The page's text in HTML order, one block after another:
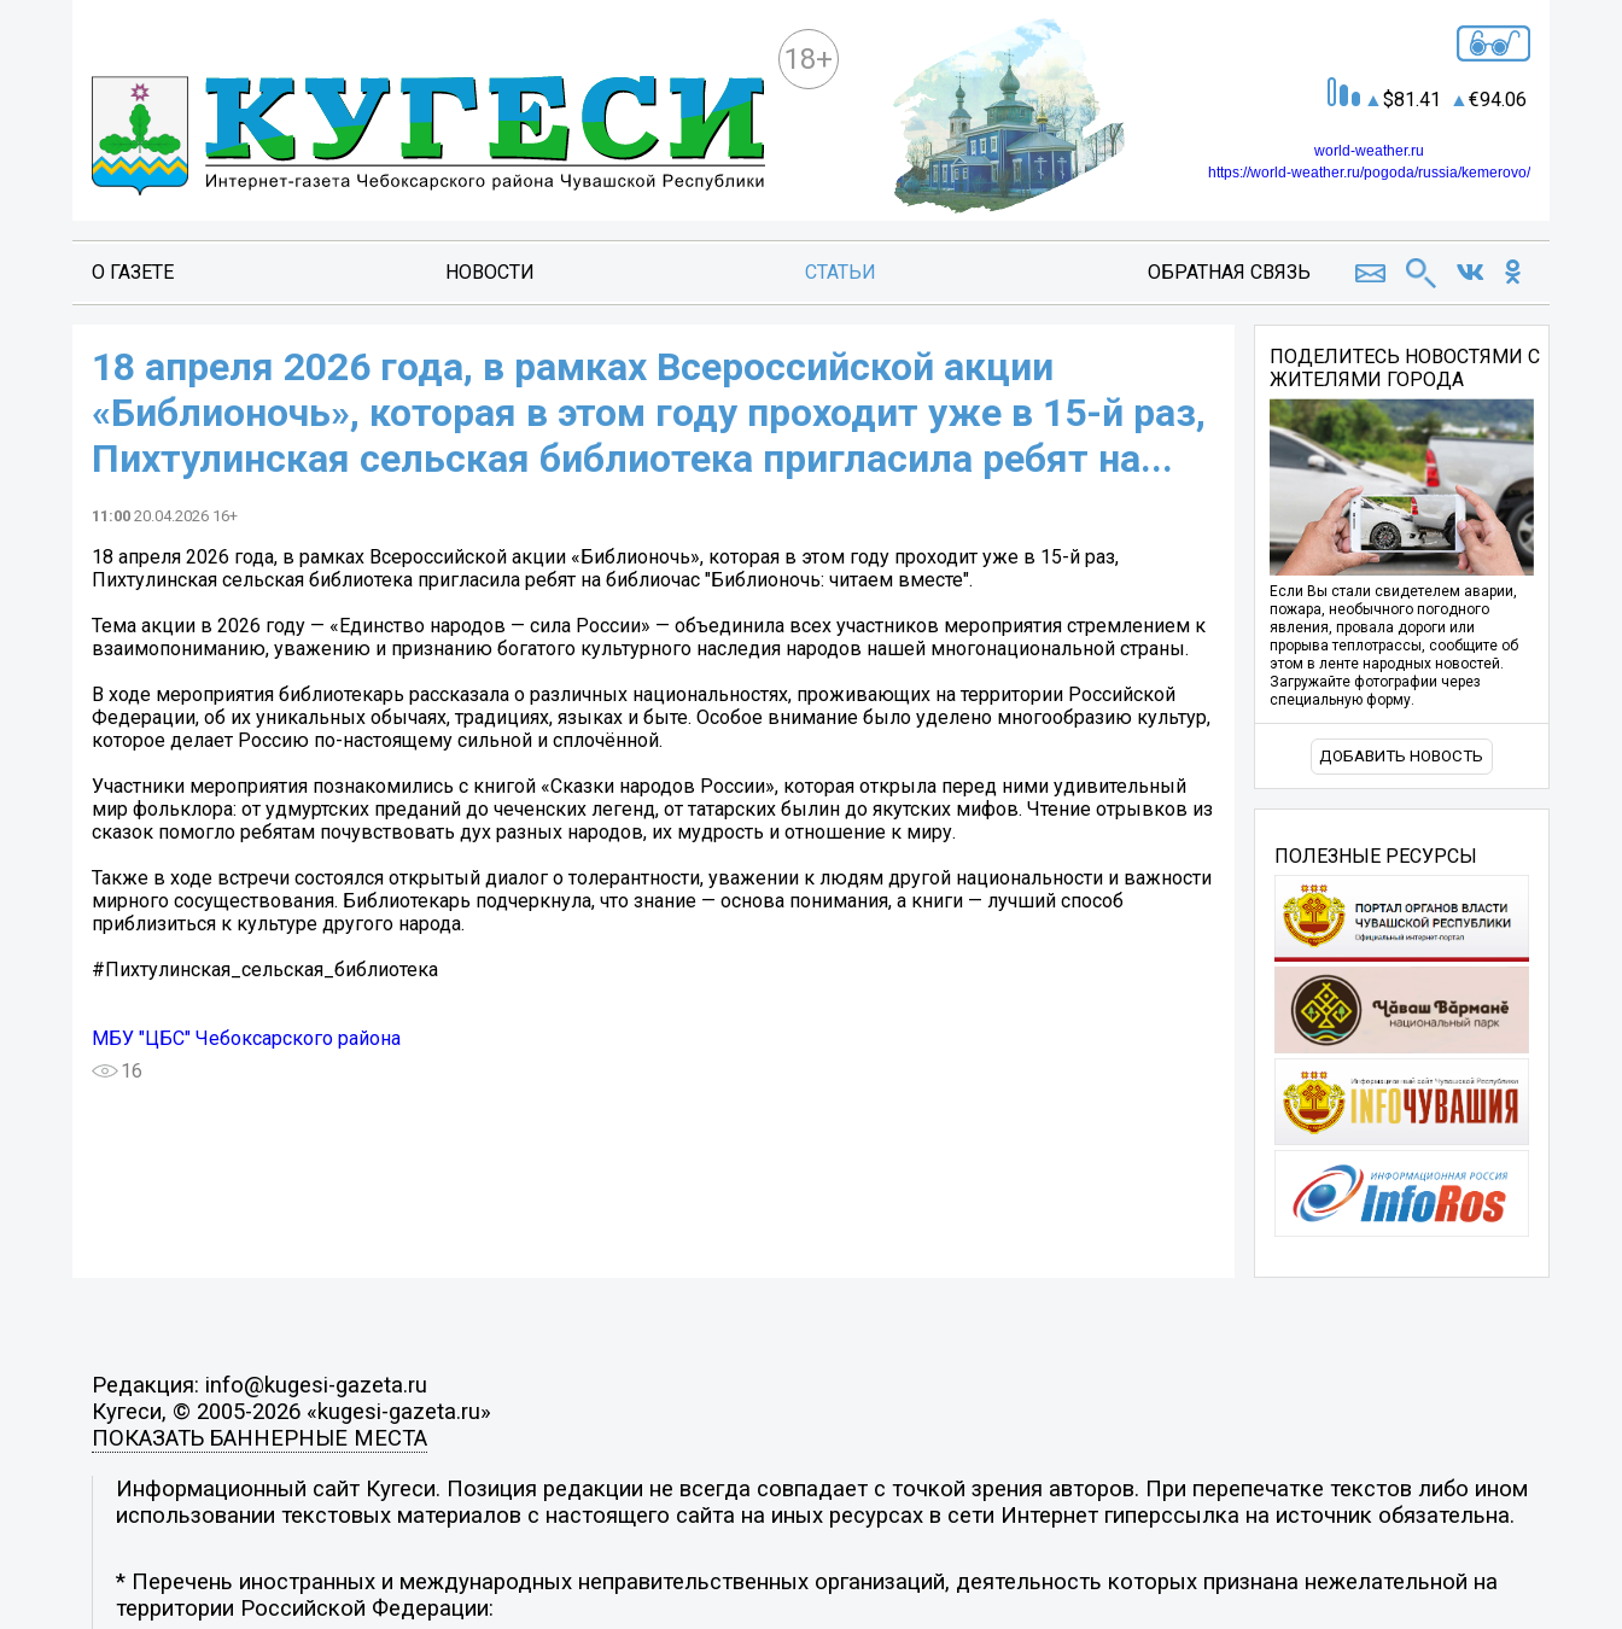
18+
81.41 94.06
world-weather.ru
https://world-weather.ru/pogoda/russia/kemerovo/
О ГАЗЕТЕ НОВОСТИ СТАТЬИ ОБРАТНАЯ СВЯЗЬ
18 апреля 2026 года, в рамках Всероссийской акции
«Библионочь», которая в этом году проходит уже в 15-й раз,
Пихтулинская сельская библиотека пригласила ребят на...
11:00 20.04.2026 16+
18 апреля 2026 года, в рамках Всероссийской акции «Библионочь», которая в этом году проходит уже в 15-й раз,
Пихтулинская сельская библиотека пригласила ребят на библиочас "Библионочь: читаем вместе".
Тема акции в 2026 году — «Единство народов — сила России» — объединила всех участников мероприятия стремлением к
взаимопониманию, уважению и признанию богатого культурного наследия народов нашей многонациональной страны.
В ходе мероприятия библиотекарь рассказала о различных национальностях, проживающих на территории Российской
Федерации, об их уникальных обычаях, традициях, языках и быте. Особое внимание было уделено многообразию культур,
которое делает Россию по-настоящему сильной и сплочённой.
Участники мероприятия познакомились с книгой «Сказки народов России», которая открыла перед ними удивительный
мир фольклора: от удмуртских преданий до чеченских легенд, от татарских былин до якутских мифов. Чтение отрывков из
сказок помогло ребятам почувствовать дух разных народов, их мудрость и отношение к миру.
Также в ходе встречи состоялся открытый диалог о толерантности, уважении к людям другой национальности и важности
мирного сосуществования. Библиотекарь подчеркнула, что знание — основа понимания, а книги — лучший способ
приблизиться к культуре другого народа.
#Пихтулинская_сельская_библиотека
МБУ "ЦБС" Чебоксарского района
16
ПОДЕЛИТЕСЬ НОВОСТЯМИ С
ЖИТЕЛЯМИ ГОРОДА
Если Вы стали свидетелем аварии,
пожара, необычного погодного
явления, провала дороги или
прорыва теплотрассы, сообщите об
этом в ленте народных новостей.
Загружайте фотографии через
специальную форму.
ДОБАВИТЬ НОВОСТЬ
ПОЛЕЗНЫЕ РЕСУРСЫ
Редакция: info@kugesi-gazeta.ru
Кугеси, © 2005-2026 «kugesi-gazeta.ru»
ПОКАЗАТЬ БАННЕРНЫЕ МЕСТА
Информационный сайт Кугеси. Позиция редакции не всегда совпадает с точкой зрения авторов. При перепечатке текстов либо ином
использовании текстовых материалов с настоящего сайта на иных ресурсах в сети Интернет гиперссылка на источник обязательна.
* Перечень иностранных и международных неправительственных организаций, деятельность которых признана нежелательной на
территории Российской Федерации: